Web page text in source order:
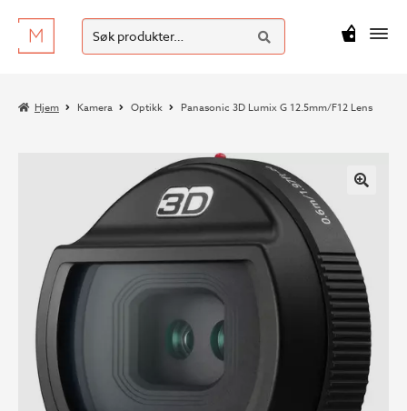
Hopp
til
Hopp
til
Søk
etter:
SØK
kr0
Hjem Kamera Optikk Panasonic 3D Lumix G 12.5mm/F12 Lens